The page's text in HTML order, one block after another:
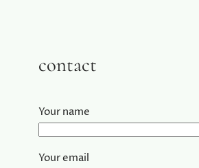
contact
Your name
Your email